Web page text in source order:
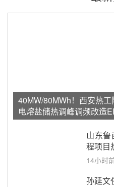
40MW/80MWh！西安热
电熔盐储热调峰调频改造
山东鲁
程项目
14小时
孙延文